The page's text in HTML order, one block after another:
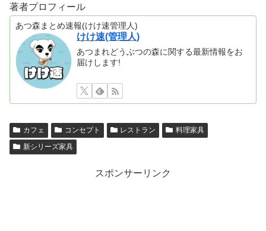
著者プロフィール
あつ森まとめ速報(けけ速管理人)
けけ速(管理人)
あつまれどうぶつの森に関する最新情報をお
届けします!
カフェ コンセプト レストラン
料理家具
新シリーズ家具
スポンサーリンク